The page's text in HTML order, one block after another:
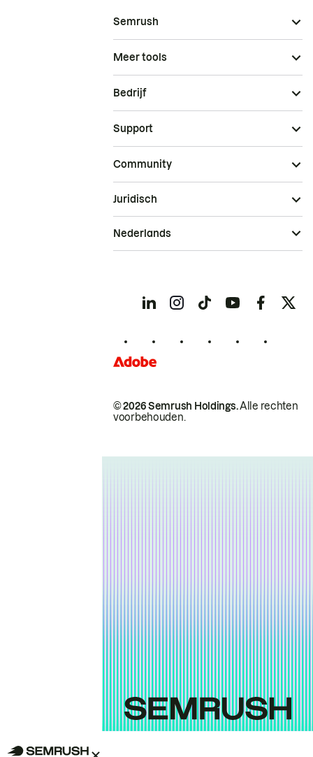
Semrush
Meer tools
Bedrijf
Support
Community
© 2026 Semrush Holdings.Alle rechten
voorbehouden.
Juridisch
Nederlands